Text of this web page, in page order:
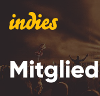
Mitglied